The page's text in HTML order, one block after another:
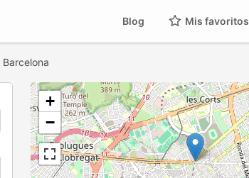
Mis favoritos
Blog
Barcelona
+
−